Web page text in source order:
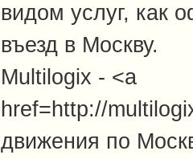
видом услуг, как
въезд в Москву.
Multilogix - <a
href=http://
движения по